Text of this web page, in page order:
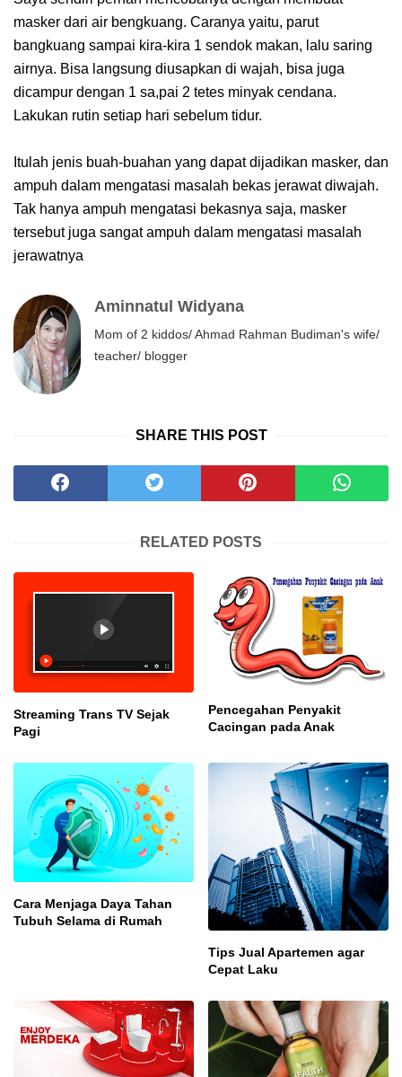
masker dari air bengkuang. Caranya yaitu, parut
bangkuang sampai kira-kira 1 sendok makan, lalu saring
airnya. Bisa langsung diusapkan di wajah, bisa juga
dicampur dengan 1 sa,pai 2 tetes minyak cendana.
Lakukan rutin setiap hari sebelum tidur.
Itulah jenis buah-buahan yang dapat dijadikan masker, dan
ampuh dalam mengatasi masalah bekas jerawat diwajah.
Tak hanya ampuh mengatasi bekasnya saja, masker
tersebut juga sangat ampuh dalam mengatasi masalah
jerawatnya
Aminnatul Widyana
Mom of 2 kiddos/ Ahmad Rahman Budiman's wife/
teacher/ blogger
SHARE THIS POST
RELATED POSTS
Streaming Trans TV Sejak
Pagi
Pencegahan Penyakit
Cacingan pada Anak
Cara Menjaga Daya Tahan
Tubuh Selama di Rumah
Tips Jual Apartemen agar
Cepat Laku